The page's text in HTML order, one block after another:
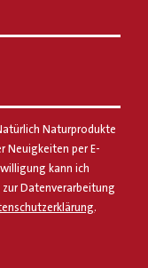
Naturprodukte
Neuigkeiten per E-
kann ich
Datenverarbeitung
.